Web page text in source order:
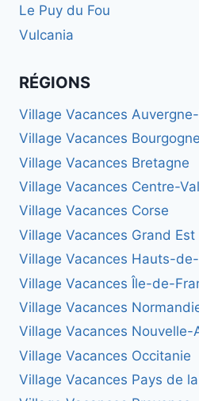
Le Puy du Fou
Vulcania
RÉGIONS
Village Vacances
Village Vacances
Village Vacances Bretagne
Village Vacances Centre-
Village Vacances Corse
Village Vacances Grand Est
Village Vacances Hauts-
Village Vacances Île-de-
Village Vacances
Village Vacances Nouvelle-
Village Vacances Occitanie
Village Vacances Pays de